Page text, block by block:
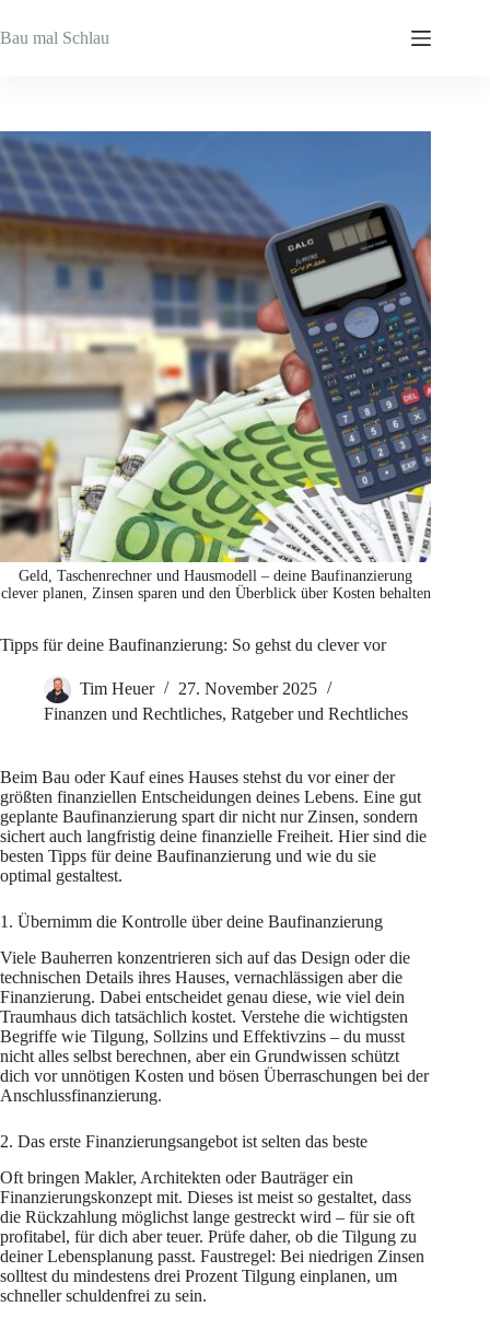
Inhalt
springen
Bau mal Schlau
Geld, Taschenrechner und Hausmodell – deine Baufinanzierung
clever planen, Zinsen sparen und den Überblick über Kosten behalten
Tipps für deine Baufinanzierung: So gehst du clever vor
Tim Heuer
27. November 2025
Finanzen und Rechtliches, Ratgeber und Rechtliches
Beim Bau oder Kauf eines Hauses stehst du vor einer der
größten finanziellen Entscheidungen deines Lebens. Eine gut
geplante Baufinanzierung spart dir nicht nur Zinsen, sondern
sichert auch langfristig deine finanzielle Freiheit. Hier sind die
besten Tipps für deine Baufinanzierung und wie du sie
optimal gestaltest.
1. Übernimm die Kontrolle über deine Baufinanzierung
Viele Bauherren konzentrieren sich auf das Design oder die
technischen Details ihres Hauses, vernachlässigen aber die
Finanzierung. Dabei entscheidet genau diese, wie viel dein
Traumhaus dich tatsächlich kostet. Verstehe die wichtigsten
Begriffe wie Tilgung, Sollzins und Effektivzins – du musst
nicht alles selbst berechnen, aber ein Grundwissen schützt
dich vor unnötigen Kosten und bösen Überraschungen bei der
Anschlussfinanzierung.
2. Das erste Finanzierungsangebot ist selten das beste
Oft bringen Makler, Architekten oder Bauträger ein
Finanzierungskonzept mit. Dieses ist meist so gestaltet, dass
die Rückzahlung möglichst lange gestreckt wird – für sie oft
profitabel, für dich aber teuer. Prüfe daher, ob die Tilgung zu
deiner Lebensplanung passt. Faustregel: Bei niedrigen Zinsen
solltest du mindestens drei Prozent Tilgung einplanen, um
schneller schuldenfrei zu sein.